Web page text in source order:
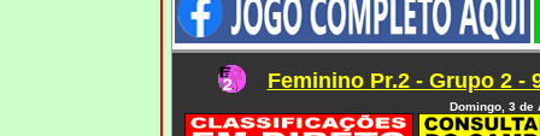
Feminino Pr.2 - Grupo 2 -
Domingo, 3 de